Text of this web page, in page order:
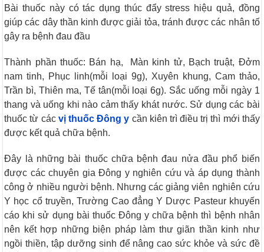
Bài thuốc này có tác dụng thúc đẩy stress hiệu quả, đồng
giúp các dây thần kinh được giải tỏa, tránh được các nhân tố
gây ra bệnh đau đầu
Thành phần thuốc: Bán hạ, Màn kinh tử, Bạch truật, Đởm
nam tinh, Phục linh(mỗi loại 9g), Xuyên khung, Cam thảo,
Trần bì, Thiên ma, Tế tân(mỗi loại 6g). Sắc uống mỗi ngày 1
thang và uống khi nào cảm thấy khát nước. Sử dụng các bài
thuốc từ các vị thuốc Đông y cần kiên trì điều trị thì mới thấy
được kết quả chữa bệnh.
Đây là những bài thuốc chữa bệnh đau nửa đầu phổ biến
được các chuyên gia Đông y nghiên cứu và áp dụng thành
công ở nhiều người bệnh. Nhưng các giảng viên nghiên cứu
Y học cổ truyền, Trường Cao đẳng Y Dược Pasteur khuyến
cáo khi sử dụng bài thuốc Đông y chữa bệnh thì bệnh nhân
nên kết hợp những biện pháp làm thư giãn thần kinh như
ngồi thiền, tập dưỡng sinh để nâng cao sức khỏe và sức đề